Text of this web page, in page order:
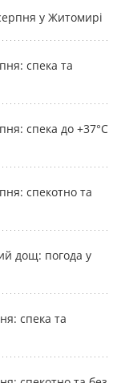
у Житомирі
спека та
спека до +37°С
спекотно та
дощ: погода у
спека та